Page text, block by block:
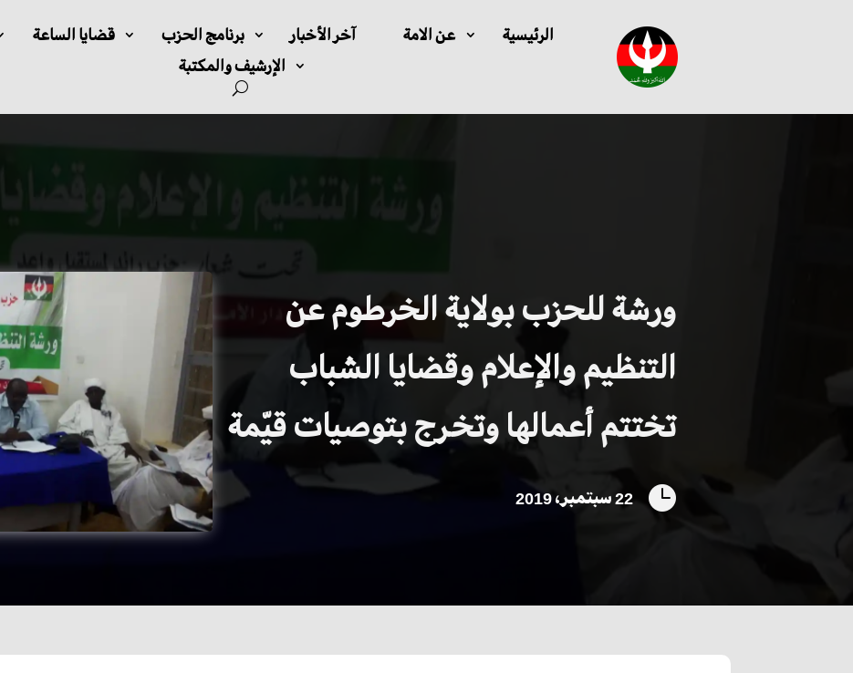
الرئيسية عن الامة آخر الأخبار برنامج الحزب قضايا الساعة
الإرشيف والمكتبة
ورشة للحزب بولاية الخرطوم عن
التنظيم والإعلام وقضايا الشباب
تختتم أعمالها وتخرج بتوصيات قيّمة
 22 سبتمبر، 2019